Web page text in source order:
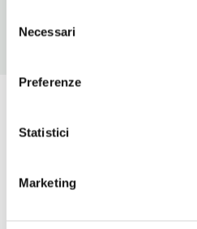
delNecessari
Preferenze
Statistici
Marketing